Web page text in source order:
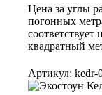
Цена за углы
погонных
соответствует
квадратный
Артикул: kedr-